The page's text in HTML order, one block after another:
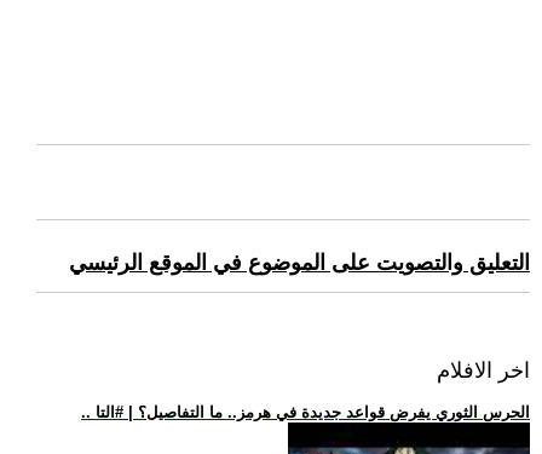
التعليق والتصويت على الموضوع في الموقع الرئيسي
اخر الافلام
.. الحرس الثوري يفرض قواعد جديدة في هرمز.. ما التفاصيل؟ | #التا